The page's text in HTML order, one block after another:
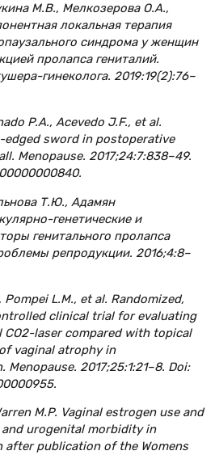
М.В., Мелкозерова О.А.,
локальная терапия
синдрома у женщин
пролапса гениталий.
гинеколога. 2019:19(2):76–
P.A., Acevedo J.F., et al.
edged sword in postoperative
Menopause. 2017;24:7:838–49.
Т.Ю., Адамян
генетические и
генитального пролапса
репродукции. 2016;4:8–
Pompei L.M., et al. Randomized,
clinical trial for evaluating
laser compared with topical
vaginal atrophy in
2017;25:1:21–8. Doi:
M.P. Vaginal estrogen use and
urogenital morbidity in
after publication of the Womens